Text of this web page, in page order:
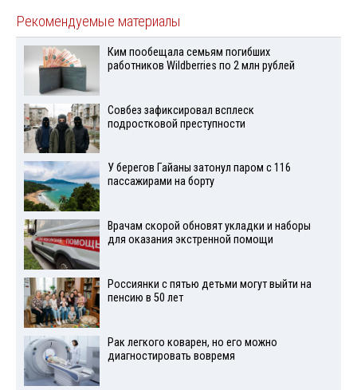
Рекомендуемые материалы
Ким пообещала семьям погибших
работников Wildberries по 2 млн рублей
Совбез зафиксировал всплеск
подростковой преступности
У берегов Гайаны затонул паром с 116
пассажирами на борту
Врачам скорой обновят укладки и наборы
для оказания экстренной помощи
Россиянки с пятью детьми могут выйти на
пенсию в 50 лет
Рак легкого коварен, но его можно
диагностировать вовремя